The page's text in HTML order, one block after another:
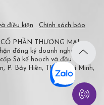
điều kiện . Chính sách bảo
PHẦN THƯƠNG MẠI
đăng ký doanh nghiệp số
Sở kế hoạch và đầu tư TP
P. Bảy Hiền, TP Hồ Chí Minh,